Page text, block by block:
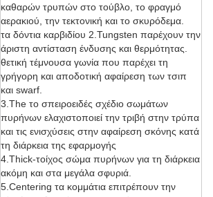
καθαρών τρυπών στο τούβλο, το φραγμό
αερακιού, την τεκτονική και το σκυρόδεμα.
τα δόντια καρβιδίου 2.Tungsten παρέχουν την
άριστη αντίσταση ένδυσης και θερμότητας.
θετική τέμνουσα γωνία που παρέχει τη
γρήγορη και αποδοτική αφαίρεση των τσιπ
και swarf.
3.The το σπειροειδές σχέδιο σωμάτων
πυρήνων ελαχιστοποιεί την τριβή στην τρύπα
και τις ενισχύσεις στην αφαίρεση σκόνης κατά
τη διάρκεια της εφαρμογής
4.Thick-τοίχος σώμα πυρήνων για τη διάρκεια
ακόμη και στα μεγάλα σφυριά.
5.Centering τα κομμάτια επιτρέπουν την